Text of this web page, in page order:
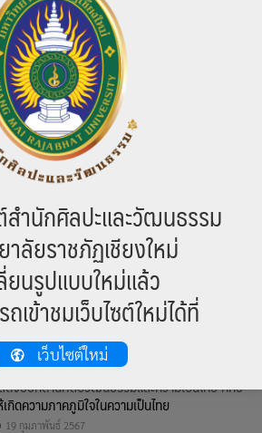
views today
เชิญนักศึกษาร่วมส่งผลงานสร้างสรรค์ที่
ดงออกด้านศิลปวัฒนธรรมและความเป็นไทย ที่ก่อ
เกิดความภาคภูมิใจในความเป็นไทย
19 กุมภาพันธ์ 2567
สำนักศิลปะและวัฒนธรรม
ลัยราชภัฏเชียงใหม่
ยนรูปแบบใหม่แล้ว
เข้าชมเว็บไซต์ใหม่ได้ที่
เว็บไซต์ใหม่